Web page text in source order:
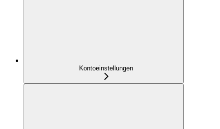
Kontoeinstellungen